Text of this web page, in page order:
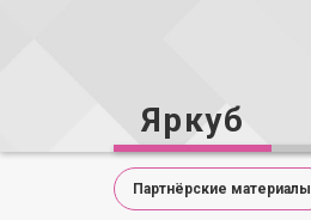
Яркуб
Партнёрские материалы